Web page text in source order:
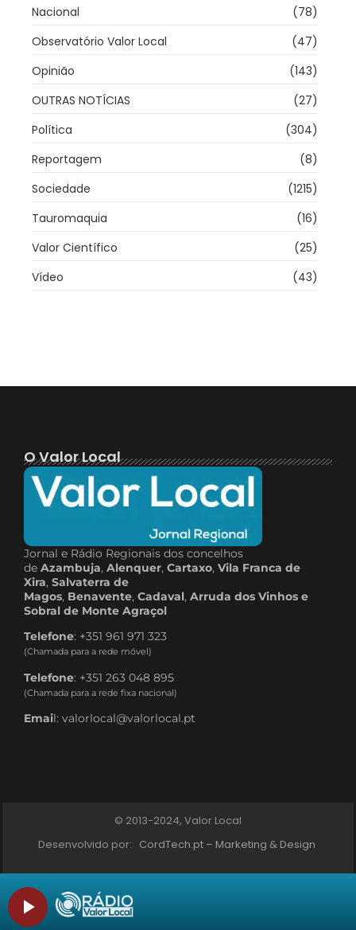
Nacional
(78)
Observatório Valor Local
(47)
Opinião
(143)
OUTRAS NOTÍCIAS
(27)
Política
(304)
Reportagem
(8)
Sociedade
(1215)
Tauromaquia
(16)
Valor Científico
(25)
Vídeo
(43)
O Valor Local
Jornal e Rádio Regionais dos concelhos
de Azambuja, Alenquer, Cartaxo, Vila Franca de
Xira, Salvaterra de
Magos, Benavente, Cadaval, Arruda dos Vinhos e
Sobral de Monte Agraçol
Telefone: +351 961 971 323
(Chamada para a rede móvel)
Telefone: +351 263 048 895
(Chamada para a rede fixa nacional)
Email: valorlocal@valorlocal.pt
© 2013-2024, Valor Local
Desenvolvido por: CordTech.pt – Marketing & Design